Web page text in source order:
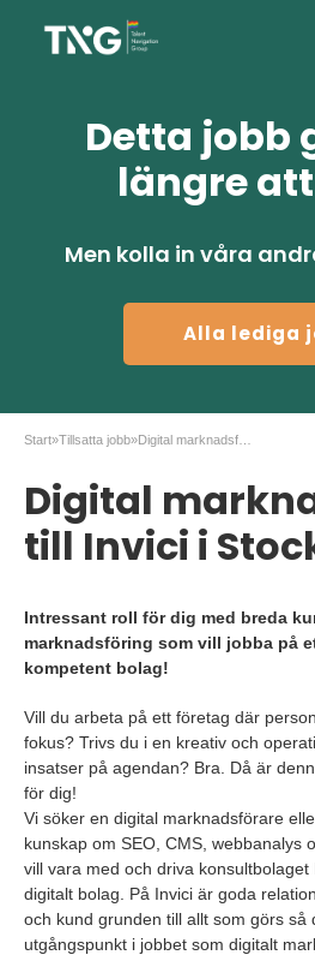
Detta jobb
längre
Men kolla in våra
Alla lediga
Start»Tillsatta jobb»
Digital
till Invici i
Intressant roll för dig med breda
marknadsföring som vill jobba på
kompetent bolag!
Vill du arbeta på ett företag där
fokus? Trivs du i en kreativ och
insatser på agendan? Bra. Då är
för dig!
Vi söker en digital marknadsförare
kunskap om SEO, CMS, webbanalys
vill vara med och driva
digitalt bolag. På Invici är goda
och kund grunden till allt som görs så
utgångspunkt i jobbet som digitalt